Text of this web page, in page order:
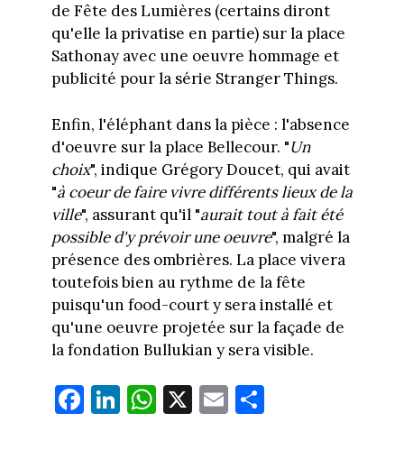
de Fête des Lumières (certains diront
qu'elle la privatise en partie) sur la place
Sathonay avec une oeuvre hommage et
publicité pour la série Stranger Things.
Enfin, l'éléphant dans la pièce : l'absence
d'oeuvre sur la place Bellecour. "Un
choix", indique Grégory Doucet, qui avait
"à coeur de faire vivre différents lieux de la
ville", assurant qu'il "aurait tout à fait été
possible d'y prévoir une oeuvre", malgré la
présence des ombrières. La place vivera
toutefois bien au rythme de la fête
puisqu'un food-court y sera installé et
qu'une oeuvre projetée sur la façade de
la fondation Bullukian y sera visible.
Fa
ce
Li
nk
W
ha
X E
m
Pa
rt